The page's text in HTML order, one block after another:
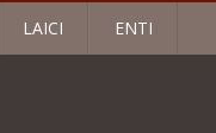
LAICI ENTI